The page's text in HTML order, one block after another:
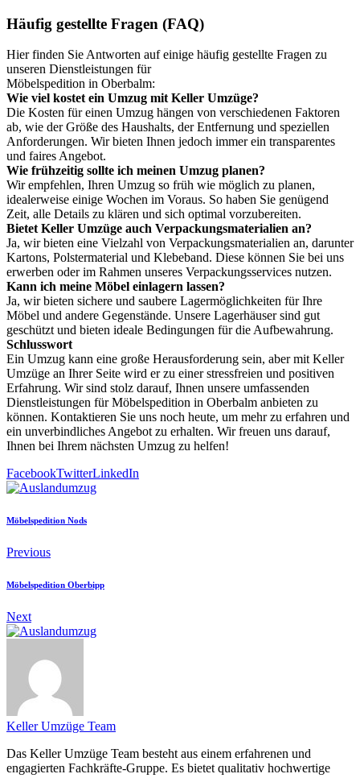
Häufig gestellte Fragen (FAQ)
Hier finden Sie Antworten auf einige häufig gestellte Fragen zu
unseren Dienstleistungen für
Möbelspedition in Oberbalm:
Wie viel kostet ein Umzug mit Keller Umzüge?
Die Kosten für einen Umzug hängen von verschiedenen Faktoren
ab, wie der Größe des Haushalts, der Entfernung und speziellen
Anforderungen. Wir bieten Ihnen jedoch immer ein transparentes
und faires Angebot.
Wie frühzeitig sollte ich meinen Umzug planen?
Wir empfehlen, Ihren Umzug so früh wie möglich zu planen,
idealerweise einige Wochen im Voraus. So haben Sie genügend
Zeit, alle Details zu klären und sich optimal vorzubereiten.
Bietet Keller Umzüge auch Verpackungsmaterialien an?
Ja, wir bieten eine Vielzahl von Verpackungsmaterialien an, darunter
Kartons, Polstermaterial und Klebeband. Diese können Sie bei uns
erwerben oder im Rahmen unseres Verpackungsservices nutzen.
Kann ich meine Möbel einlagern lassen?
Ja, wir bieten sichere und saubere Lagermöglichkeiten für Ihre
Möbel und andere Gegenstände. Unsere Lagerhäuser sind gut
geschützt und bieten ideale Bedingungen für die Aufbewahrung.
Schlusswort
Ein Umzug kann eine große Herausforderung sein, aber mit Keller
Umzüge an Ihrer Seite wird er zu einer stressfreien und positiven
Erfahrung. Wir sind stolz darauf, Ihnen unsere umfassenden
Dienstleistungen für Möbelspedition in Oberbalm anbieten zu
können. Kontaktieren Sie uns noch heute, um mehr zu erfahren und
ein unverbindliches Angebot zu erhalten. Wir freuen uns darauf,
Ihnen bei Ihrem nächsten Umzug zu helfen!
FacebookTwitterLinkedIn
Möbelspedition Nods
Previous
Möbelspedition Oberbipp
Next
Keller Umzüge Team
Das Keller Umzüge Team besteht aus einem erfahrenen und
engagierten Fachkräfte-Gruppe. Es bietet qualitativ hochwertige